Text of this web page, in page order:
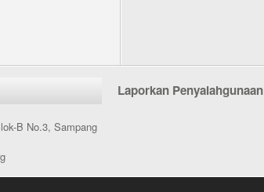
B No.3, Sampang
Laporkan Penyalahgunaan